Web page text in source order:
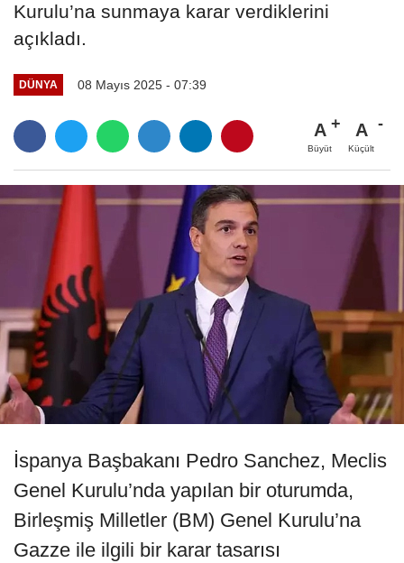
Kurulu’na sunmaya karar verdiklerini
açıkladı.
DÜNYA 08 Mayıs 2025 - 07:39
A
Büyüt
A
Küçült
İspanya Başbakanı Pedro Sanchez, Meclis
Genel Kurulu’nda yapılan bir oturumda,
Birleşmiş Milletler (BM) Genel Kurulu’na
Gazze ile ilgili bir karar tasarısı